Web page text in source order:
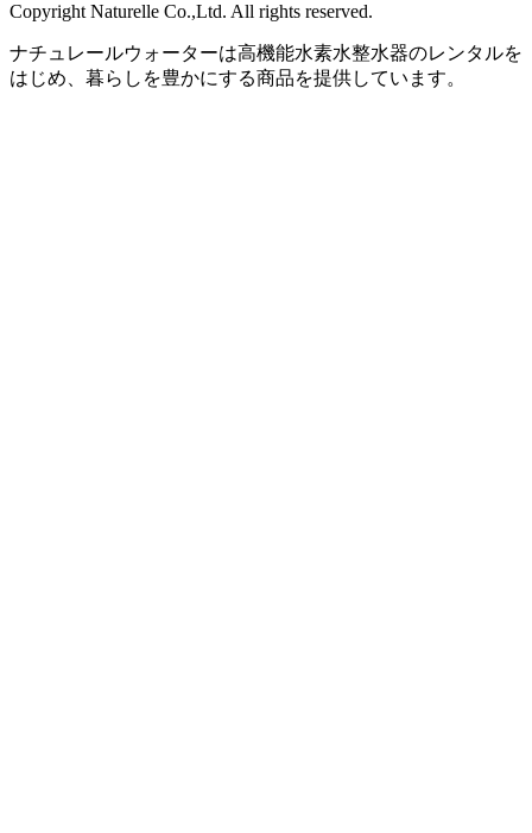
Copyright Naturelle Co.,Ltd. All rights reserved.
ナチュレールウォーターは高機能水素水整水器のレンタルを
はじめ、暮らしを豊かにする商品を提供しています。